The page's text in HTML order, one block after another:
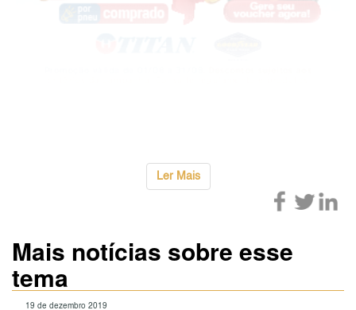
Ler Mais
Mais notícias sobre esse
tema
19 de dezembro 2019